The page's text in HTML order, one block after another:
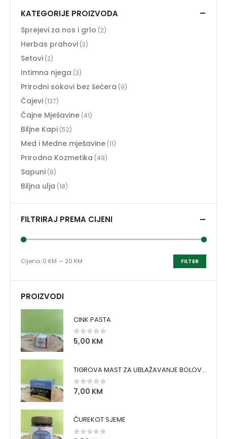
KATEGORIJE PROIZVODA
Sprejevi za nos i grlo (2)
Herbas prahovi (3)
Setovi (2)
Intimna njega (3)
Prirodni sokovi bez šećera (9)
Čajevi (137)
Čajne Mješavine (41)
Biljne Kapi (52)
Med i Medne mješavine (11)
Prirodna Kozmetika (49)
Sapuni (8)
Biljna ulja (18)
FILTRIRAJ PREMA CIJENI
FILTER
Cijena: 0 KM — 20 KM
PROIZVODI
CINK PASTA
0 out of 5
5,00 KM
TIGROVA MAST ZA UBLAŽAVANJE BOLOVA I ZAGRIJAVANJE MIŠIĆA
0 out of 5
7,00 KM
ČUREKOT SJEME